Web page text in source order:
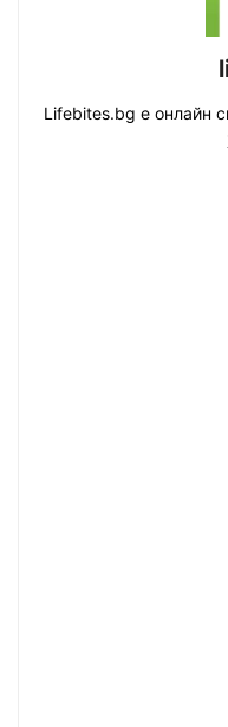
Lifebites.bg е онлайн